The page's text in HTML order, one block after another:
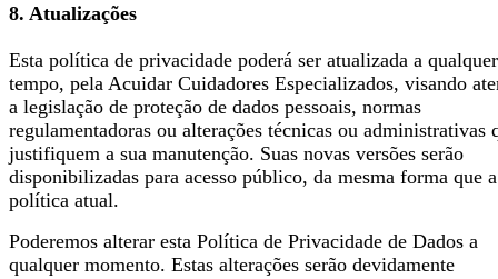
8. Atualizações
Esta política de privacidade poderá ser atualizada a qualquer
tempo, pela Acuidar Cuidadores Especializados, visando
a legislação de proteção de dados pessoais, normas
regulamentadoras ou alterações técnicas ou administrativas
justifiquem a sua manutenção. Suas novas versões serão
disponibilizadas para acesso público, da mesma forma que a
política atual.
Poderemos alterar esta Política de Privacidade de Dados a
qualquer momento. Estas alterações serão devidamente